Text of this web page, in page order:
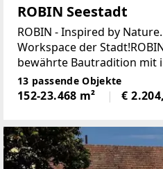
ROBIN Seestadt
ROBIN - Inspired by
Workspace der
bewährte Bautradition mit
Lösungen und bietet in
umweltfreundlichen &
13 passende Objekte
152-23.468 m² €